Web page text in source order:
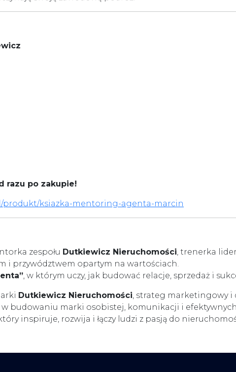
razu po zakupie!
produkt/ksiazka-mentoring-agenta-marcin
zespołu Dutkiewicz Nieruchomości, trenerka
i przywództwem opartym na wartościach.
, w którym uczy, jak budować relacje, sprzedaż i
Dutkiewicz Nieruchomości, strateg marketingowy i
budowaniu marki osobistej, komunikacji i
inspiruje, rozwija i łączy ludzi z pasją do